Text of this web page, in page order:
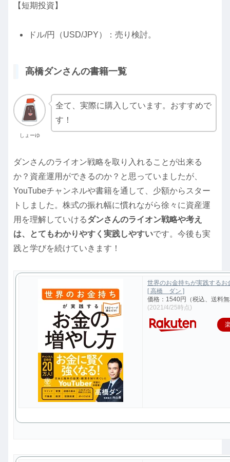
【短期投資】
ドル/円（USD/JPY）：売り検討。
高橋ダンさんの書籍一覧
しょーゆ
全て、実際に購入しています。おすすめで
す！
ダンさんのライオン戦略を取り入れることが出来る
か？資産運用ができるのか？と思っていましたが、
YouTubeチャンネルや書籍を通して、少額からスター
トしました。株式の振れ幅に慣れながら徐々に資産運
用を理解していけるダンさんのライオン戦略や考え
は、とてもわかりやすく実践しやすいです。今後も実
践と学びを続けていきます！
世界のお金持ちが実践するお
[ 高橋 ダン ]
価格：1540円（税込、送料
(2021/4/25時点)